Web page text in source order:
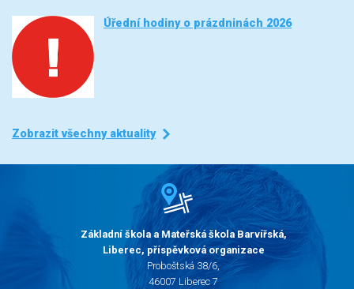
Úřední hodiny o prázdninách 2026
Zobrazit všechny aktuality
Základní škola a Mateřská škola Barvířská,
Liberec, příspěvková organizace
Proboštská 38/6,
46007 Liberec 7